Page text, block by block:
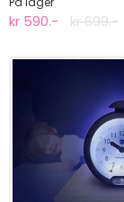
kr 590.- kr 699.-